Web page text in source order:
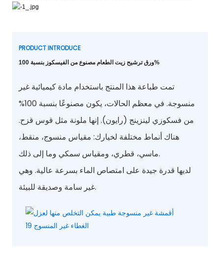
PRODUCT INTRODUCE
ورق ترشيح زيت الطعام مصنوع من الفيسكوز بنسبة 100%
تمت طباعة هذا المنتج باستخدام مادة كيميائية غير
منسوجة. في معظم الحالات، يكون مصنوعًا بنسبة 100%
من فسكوزي لينزينج (رايون). إنها ملونة مثل قوس قزح.
هناك أنماط مختلفة لخيارك: مقياس منسوج، منقط،
ماسي، قطري، ومقياس سمكي وما إلى ذلك.
لديها قدرة جيدة على امتصاص الماء بسرعة عالية. وهي
غير سامة وصديقة للبيئة.